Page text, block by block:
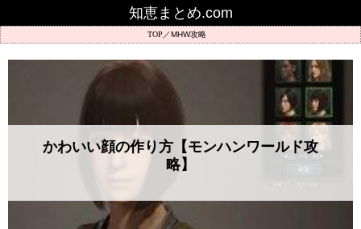
知恵まとめ.com
MHW攻略
かわいい顔の作り方【モンハンワールド攻
略】